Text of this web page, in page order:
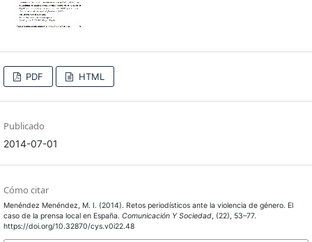
PDF HTML
Publicado
2014-07-01
Cómo citar
Menéndez Menéndez, M. I. (2014). Retos periodísticos ante la violencia de género. El
caso de la prensa local en España. Comunicación Y Sociedad, (22), 53–77.
https://doi.org/10.32870/cys.v0i22.48